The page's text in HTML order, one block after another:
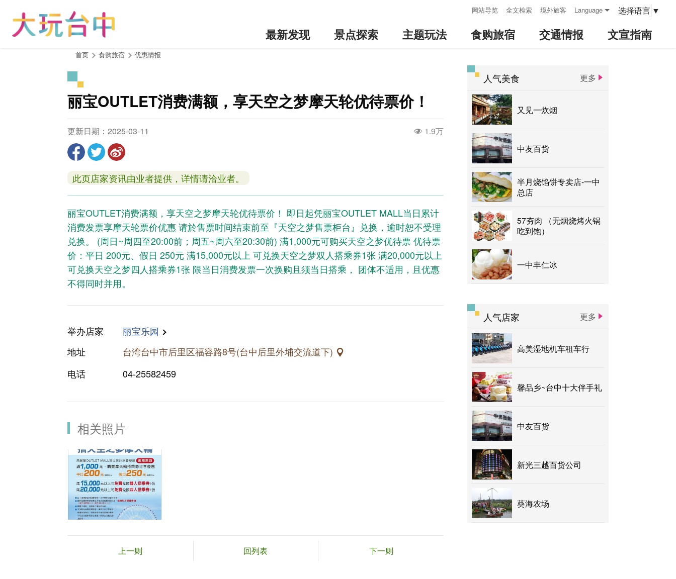
网站导览 全文检索 境外旅客 Language 选择语言 ▼
最新发现 景点探索 主题玩法 食购旅宿 交通情报 文宣指南
首页 食购旅宿 优惠情报
丽宝OUTLET消费满额，享天空之梦摩天轮优待票价！
更新日期：2025-03-11 1.9万
此页店家资讯由业者提供，详情请洽业者。
丽宝OUTLET消费满额，享天空之梦摩天轮优待票价！ 即日起凭丽宝OUTLET MALL当日累计
消费发票享摩天轮票价优惠 请於售票时间结束前至『天空之梦售票柜台』兑换，逾时恕不受理
兑换。 (周日~周四至20:00前；周五~周六至20:30前) 满1,000元可购买天空之梦优待票 优待票
价：平日 200元、假日 250元 满15,000元以上 可兑换天空之梦双人搭乘券1张 满20,000元以上
可兑换天空之梦四人搭乘券1张 限当日消费发票一次换购且须当日搭乘， 团体不适用，且优惠
不得同时并用。
举办​​店家
丽宝乐园
地址
台湾台中市后里区福容路8号(台中后里外埔交流道下)
电话
04-25582459
相关照片
上一则 回列表 下一则
人气美食 更多
又见一炊烟
中友百货
半月烧馅饼专卖店-一中
总店
57夯肉 （无烟烧烤火锅
吃到饱）
一中丰仁冰
人气店家 更多
高美湿地机车租车行
馨品乡~台中十大伴手礼
中友百货
新光三越百货公司
葵海农场